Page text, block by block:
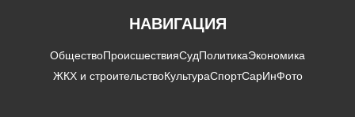
НАВИГАЦИЯ
ОбществоПроисшествияСудПолитикаЭкономика
ЖКХ и строительствоКультураСпортСарИнФото